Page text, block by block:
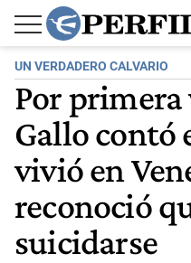
UN VERDADERO CALVARIO
Por primera
Gallo contó
vivió en
reconoció
suicidarse